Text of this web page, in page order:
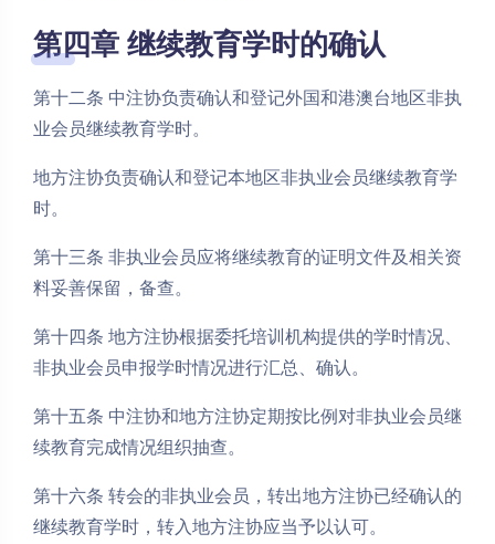
第四章 继续教育学时的确认
第十二条 中注协负责确认和登记外国和港澳台地区非执
业会员继续教育学时。
地方注协负责确认和登记本地区非执业会员继续教育学
时。
第十三条 非执业会员应将继续教育的证明文件及相关资
料妥善保留，备查。
第十四条 地方注协根据委托培训机构提供的学时情况、
非执业会员申报学时情况进行汇总、确认。
第十五条 中注协和地方注协定期按比例对非执业会员继
续教育完成情况组织抽查。
第十六条 转会的非执业会员，转出地方注协已经确认的
继续教育学时，转入地方注协应当予以认可。